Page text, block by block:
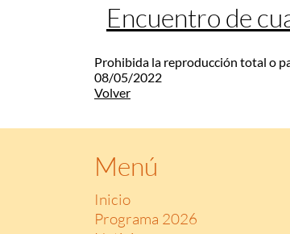
Encuentro de
Prohibida la reproducción total o
08/05/2022
Volver
Menú
Inicio
Programa 2026